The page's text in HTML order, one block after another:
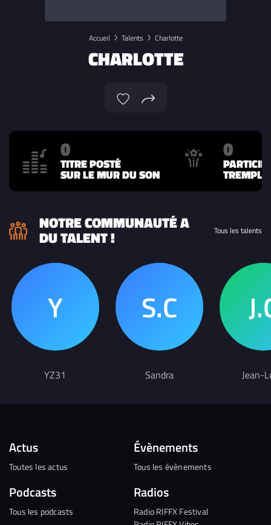
Accueil Talents Charlotte
CHARLOTTE
0
TITRE POSTÉ
SUR LE MUR DU SON
0
NOTRE COMMUNAUTÉ A
DU TALENT ! Tous les talents
YZ31 Sandra Jean-
Actus
Toutes les actus
Podcasts
Tous les podcasts
Évènements
Tous les évènements
Radios
Radio RIFFX Festival